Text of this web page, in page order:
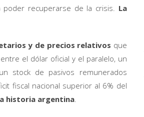
poder recuperarse de la crisis. La
y de precios relativos que
el dólar oficial y el paralelo, un
stock de pasivos remunerados
fiscal nacional superior al 6% del
historia argentina.